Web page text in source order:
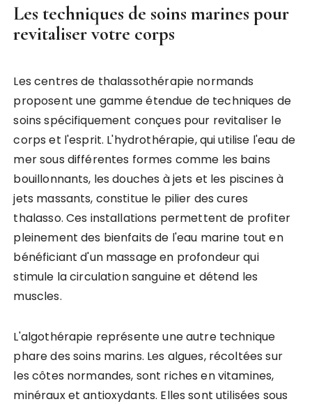
Les techniques de soins marines pour
revitaliser votre corps
Les centres de thalassothérapie normands
proposent une gamme étendue de techniques de
soins spécifiquement conçues pour revitaliser le
corps et l'esprit. L'hydrothérapie, qui utilise l'eau de
mer sous différentes formes comme les bains
bouillonnants, les douches à jets et les piscines à
jets massants, constitue le pilier des cures
thalasso. Ces installations permettent de profiter
pleinement des bienfaits de l'eau marine tout en
bénéficiant d'un massage en profondeur qui
stimule la circulation sanguine et détend les
muscles.
L'algothérapie représente une autre technique
phare des soins marins. Les algues, récoltées sur
les côtes normandes, sont riches en vitamines,
minéraux et antioxydants. Elles sont utilisées sous